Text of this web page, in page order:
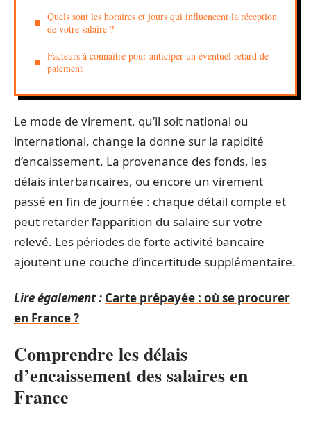
Quels sont les horaires et jours qui influencent la réception
de votre salaire ?
Facteurs à connaître pour anticiper un éventuel retard de
paiement
Le mode de virement, qu’il soit national ou
international, change la donne sur la rapidité
d’encaissement. La provenance des fonds, les
délais interbancaires, ou encore un virement
passé en fin de journée : chaque détail compte et
peut retarder l’apparition du salaire sur votre
relevé. Les périodes de forte activité bancaire
ajoutent une couche d’incertitude supplémentaire.
Lire également : Carte prépayée : où se procurer
en France ?
Comprendre les délais
d’encaissement des salaires en
France